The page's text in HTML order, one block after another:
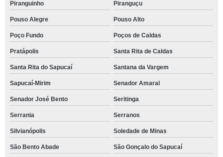
Piranguinho Piranguçu
Pouso Alegre Pouso Alto
Poço Fundo Poços de Caldas
Pratápolis Santa Rita de Caldas
Santa Rita do Sapucaí Santana da Vargem
Sapucaí-Mirim Senador Amaral
Senador José Bento Seritinga
Serrania Serranos
Silvianópolis Soledade de Minas
São Bento Abade São Gonçalo do Sapucaí